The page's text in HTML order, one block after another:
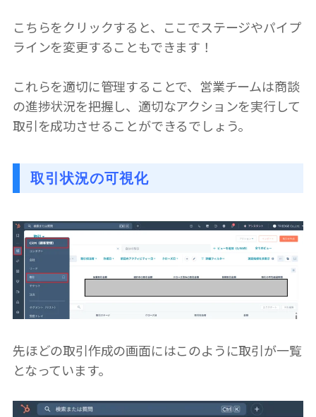
こちらをクリックすると、ここでステージやパイプ
ラインを変更することもできます！
これらを適切に管理することで、営業チームは商談
の進捗状況を把握し、適切なアクションを実行して
取引を成功させることができるでしょう。
取引状況の可視化
先ほどの取引作成の画面にはこのように取引が一覧
となっています。